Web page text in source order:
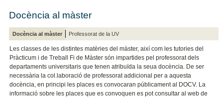
Docència al màster
Docència al màster Professorat de la UV
Les classes de les distintes matèries del màster, així com les tutories del
Pràcticum i de Treball Fi de Màster són impartides pel professorat dels
departaments universitaris que tenen atribuïda la seua docència. De ser
necessària la col.laboració de professorat addicional per a aquesta
docència, en principi les places es convocaran públicament al DOCV. La
informació sobre les places que es convoquen es pot consultar al web de